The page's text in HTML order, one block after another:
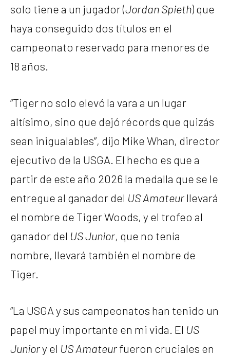
solo tiene a un jugador (Jordan Spieth) que
haya conseguido dos títulos en el
campeonato reservado para menores de
18 años.
“Tiger no solo elevó la vara a un lugar
altísimo, sino que dejó récords que quizás
sean inigualables”, dijo Mike Whan, director
ejecutivo de la USGA. El hecho es que a
partir de este año 2026 la medalla que se le
entregue al ganador del US Amateurllevará
el nombre de Tiger Woods, y el trofeo al
ganador del US Junior, que no tenía
nombre, llevará también el nombre de
Tiger.
“La USGA y sus campeonatos han tenido un
papel muy importante en mi vida. El US
Juniory el US Amateurfueron cruciales en